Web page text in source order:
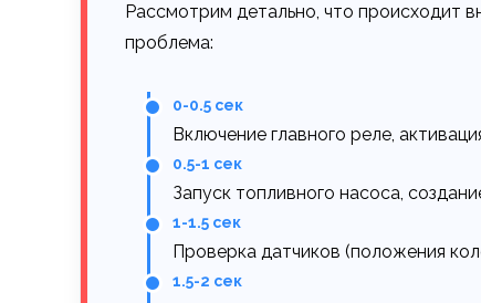
Рассмотрим детально, что происходит
проблема:
0-0.5 сек
Включение главного реле,
0.5-1 сек
Запуск топливного насоса,
1-1.5 сек
Проверка датчиков (положения
1.5-2 сек